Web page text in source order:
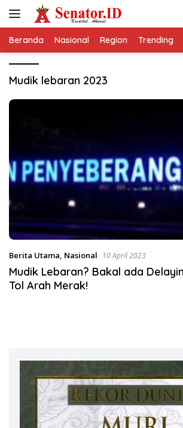
Beranda Nasional Region Trending
Mudik lebaran 2023
Berita Utama, Nasional 10 April 2023
Mudik Lebaran? Bakal ada
Tol Arah Merak!